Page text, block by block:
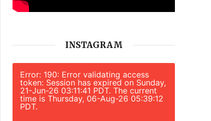
INSTAGRAM
Error: 190: Error validating access
token: Session has expired on Sunday,
21-Jun-26 03:11:41 PDT. The current
time is Thursday, 06-Aug-26 05:39:12
PDT.